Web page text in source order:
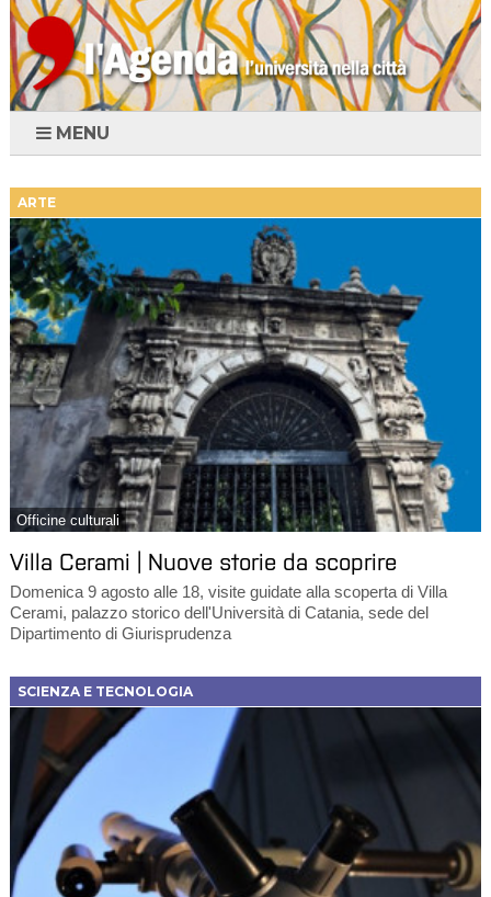
MENU
ARTE
Officine culturali
Villa Cerami | Nuove storie da scoprire
Domenica 9 agosto alle 18, visite guidate alla scoperta di Villa
Cerami, palazzo storico dell'Università di Catania, sede del
Dipartimento di Giurisprudenza
SCIENZA E TECNOLOGIA